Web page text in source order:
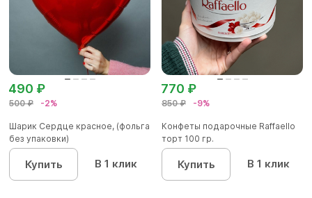
500 ₽ -2%
490 ₽
Шарик Сердце красное, (фольга
без упаковки)
Купить В 1 клик
850 ₽ -9%
770 ₽
Конфеты подарочные Raffaello
торт 100 гр.
Купить В 1 клик